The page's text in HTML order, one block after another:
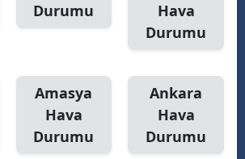
Durumu
Hava
Durumu
Amasya
Hava
Durumu
Ankara
Hava
Durumu